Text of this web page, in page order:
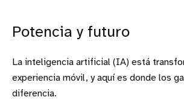
Potencia y futuro
La inteligencia artificial (IA) está
experiencia móvil, y aquí es donde los
diferencia.